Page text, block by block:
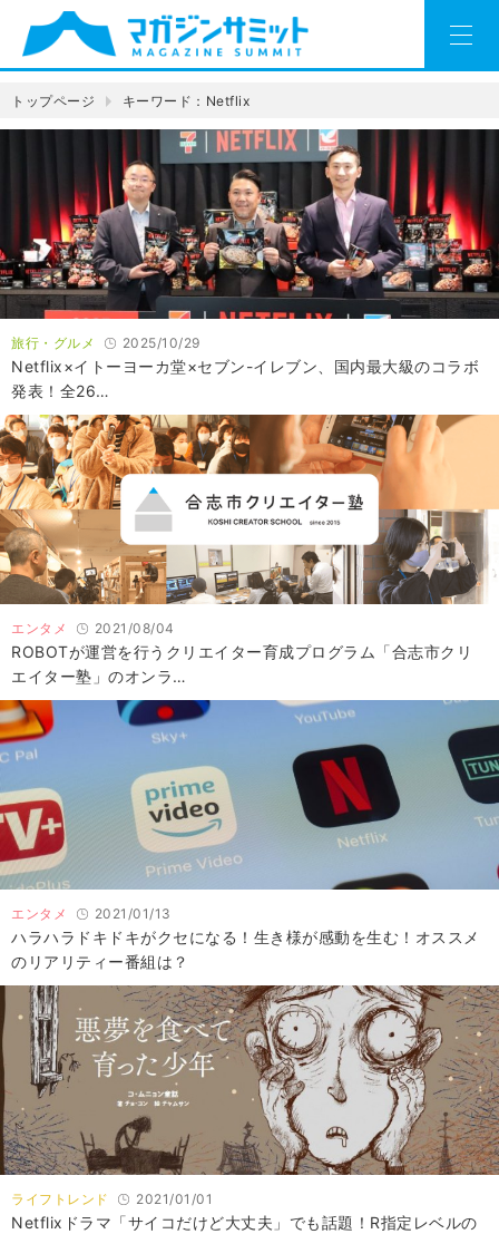
トップページ キーワード：Netflix
旅行・グルメ 2025/10/29
Netflix×イトーヨーカ堂×セブン-イレブン、国内最大級のコラボ
発表！全26…
エンタメ 2021/08/04
ROBOTが運営を行うクリエイター育成プログラム「合志市クリ
エイター塾」のオンラ…
エンタメ 2021/01/13
ハラハラドキドキがクセになる！生き様が感動を生む！オススメ
のリアリティー番組は？
ライフトレンド 2021/01/01
Netflixドラマ「サイコだけど大丈夫」でも話題！R指定レベルの